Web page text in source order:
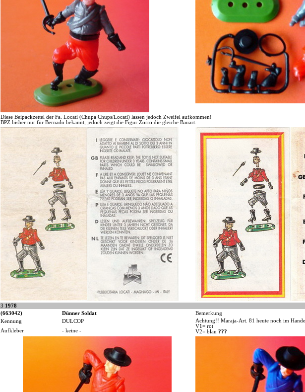
Diese Beipackzettel der Fa. Locati (Chupa Chups/Locati) lassen jedoch Zweifel aufkommen!
BPZ bisher nur für Bernado bekannt, jedoch zeigt die Figur Zorro die gleiche Bauart.
3 1978
(663042)
Dünner Soldat
Bemerkung
Kennung
DULCOP
Achtung!! Maraja-Art. 81 heute noch im
V1= rot
V2= blau ???
Aufkleber - keine -